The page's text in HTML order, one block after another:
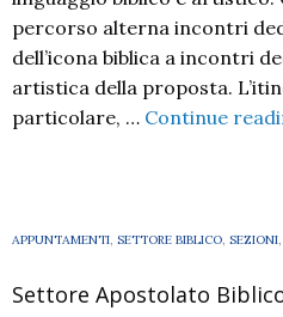
percorso alterna incontri
dell’icona biblica a incontri
artistica della proposta.
particolare, … Continue
APPUNTAMENTI, SETTORE BIBLICO, SEZIONI,
Settore Apostolato